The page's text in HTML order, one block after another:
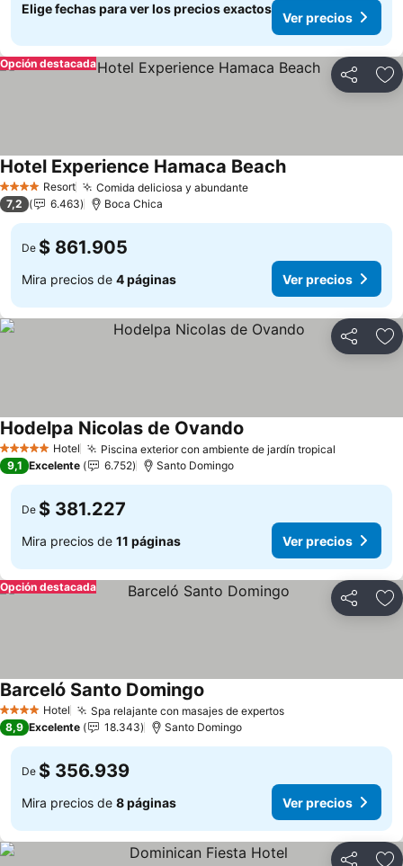
Elige fechas para ver los precios exactos
Ver precios
Compartir
Opción destacada
4 EstrellasResort Comida deliciosa y abundanteVer precios
Hotel Experience Hamaca BeachVer precios
7,2 6.463 Boca Chica
De $ 861.905
Mira precios de 4 páginas Ver precios
Compartir
5 Estrellas Hotel Piscina exterior con ambiente de jardín tropical
Hodelpa Nicolas de Ovando
9,1 Excelente 6.752 Santo Domingo
De $ 381.227
Mira precios de 11 páginas Ver precios
Compartir
Opción destacada
4 EstrellasHotel Spa relajante con masajes de expertosVer precios
Barceló Santo Domingo
8,9 Excelente 18.343 Santo Domingo
De $ 356.939
Mira precios de 8 páginas Ver precios